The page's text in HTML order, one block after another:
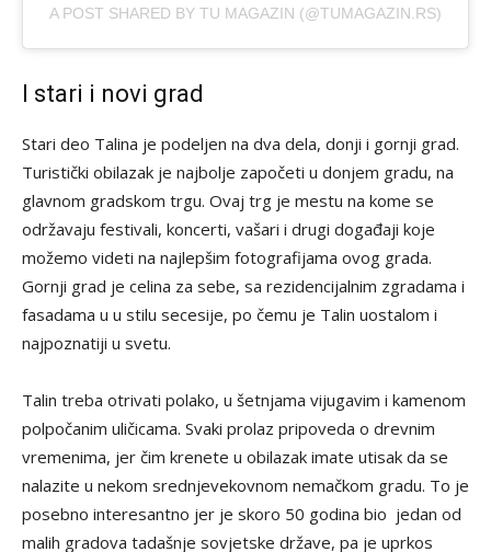
A POST SHARED BY TU MAGAZIN (@TUMAGAZIN.RS)
I stari i novi grad
Stari deo Talina je podeljen na dva dela, donji i gornji grad.
Turistički obilazak je najbolje započeti u donjem gradu, na
glavnom gradskom trgu. Ovaj trg je mestu na kome se
održavaju festivali, koncerti, vašari i drugi događaji koje
možemo videti na najlepšim fotografijama ovog grada.
Gornji grad je celina za sebe, sa rezidencijalnim zgradama i
fasadama u u stilu secesije, po čemu je Talin uostalom i
najpoznatiji u svetu.
Talin treba otrivati polako, u šetnjama vijugavim i kamenom
polpočanim uličicama. Svaki prolaz pripoveda o drevnim
vremenima, jer čim krenete u obilazak imate utisak da se
nalazite u nekom srednjevekovnom nemačkom gradu. To je
posebno interesantno jer je skoro 50 godina bio jedan od
malih gradova tadašnje sovjetske države, pa je uprkos